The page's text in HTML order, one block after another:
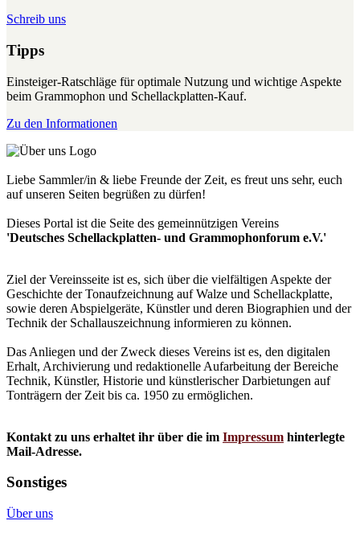
Schreib uns
Tipps
Einsteiger-Ratschläge für optimale Nutzung und wichtige Aspekte
beim Grammophon und Schellackplatten-Kauf.
Zu den Informationen
Liebe Sammler/in & liebe Freunde der Zeit, es freut uns sehr, euch
auf unseren Seiten begrüßen zu dürfen!
Dieses Portal ist die Seite des gemeinnützigen Vereins
'Deutsches Schellackplatten- und Grammophonforum e.V.'
Ziel der Vereinsseite ist es, sich über die vielfältigen Aspekte der
Geschichte der Tonaufzeichnung auf Walze und Schellackplatte,
sowie deren Abspielgeräte, Künstler und deren Biographien und der
Technik der Schallauszeichnung informieren zu können.
Das Anliegen und der Zweck dieses Vereins ist es, den digitalen
Erhalt, Archivierung und redaktionelle Aufarbeitung der Bereiche
Technik, Künstler, Historie und künstlerischer Darbietungen auf
Tonträgern der Zeit bis ca. 1950 zu ermöglichen.
Kontakt zu uns erhaltet ihr über die im Impressum hinterlegte
Mail-Adresse.
Sonstiges
Über uns